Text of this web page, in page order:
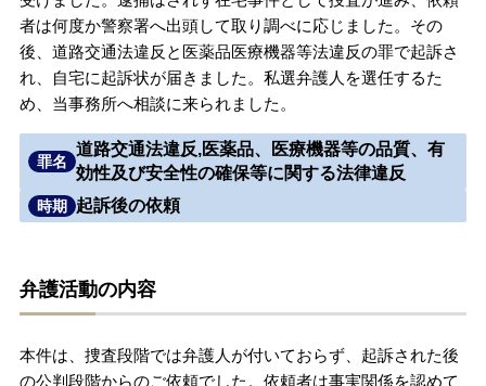
刑事事件について知りたい方
刑事事件データベース
者は何度か警察署へ出頭して取り調べに応じました。その
後、道路交通法違反と医薬品医療機器等法違反の罪で起訴さ
れ、自宅に起訴状が届きました。私選弁護人を選任するた
め、当事務所へ相談に来られました。
罪名
道路交通法違反,医薬品、医療機器等の品質、有
効性及び安全性の確保等に関する法律違反
時期 起訴後の依頼
弁護活動の内容
本件は、捜査段階では弁護人が付いておらず、起訴された後
の公判段階からのご依頼でした。依頼者は事実関係を認めて